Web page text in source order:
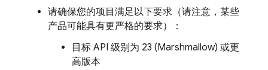
请确保您的项目满足以下要求（请注意，某些
产品可能具有更严格的要求）：
目标 API 级别为 23 (Marshmallow) 或更
高版本